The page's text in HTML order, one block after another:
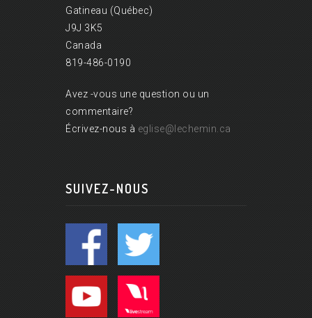
Gatineau (Québec)
J9J 3K5
Canada
819-486-0190
Avez -vous une question ou un
commentaire?
Écrivez-nous à eglise@lechemin.ca
SUIVEZ-NOUS